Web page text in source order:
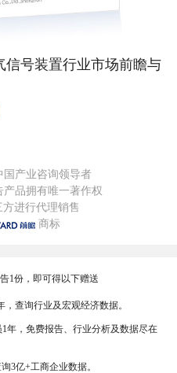
信号装置行业市场前瞻与
产业咨询领导者
产品拥有唯一著作权
行代理销售
商标
1份，即可得以下赠送
查询行业及宏观经济数据。
年，免费报告、行业分析及数据尽在
3亿+工商企业数据。